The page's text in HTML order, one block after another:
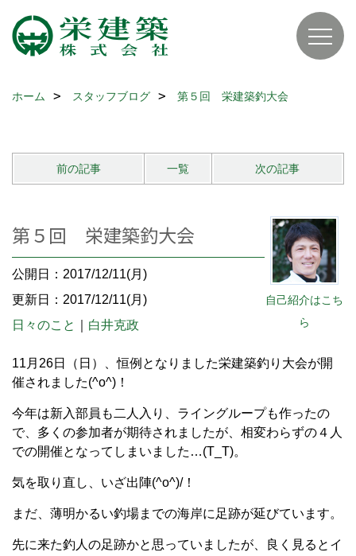
ホーム スタッフブログ 第５回 栄建築釣大会
前の記事 一覧 次の記事
自己紹介はこち
ら
第５回 栄建築釣大会
公開日：2017/12/11(月)
更新日：2017/12/11(月)
日々のこと
白井克政
11月26日（日）、恒例となりました栄建築釣り大会が開
催されました(^o^)！
今年は新入部員も二人入り、ライングループも作ったの
で、多くの参加者が期待されましたが、相変わらずの４人
での開催となってしまいました…(T_T)。
気を取り直し、いざ出陣(^o^)/！
まだ、薄明かるい釣場までの海岸に足跡が延びています。
先に来た釣人の足跡かと思っていましたが、良く見るとイ